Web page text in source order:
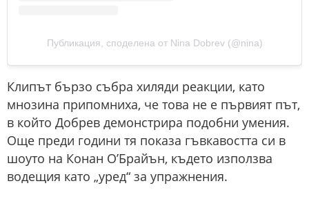
Публикация, споделена от Nina Dobrev (@nina)
Клипът бързо събра хиляди реакции, като
мнозина припомниха, че това не е първият път,
в който Добрев демонстрира подобни умения.
Още преди години тя показа гъвкавостта си в
шоуто на Конан О’Брайън, където използва
водещия като „уред“ за упражнения.